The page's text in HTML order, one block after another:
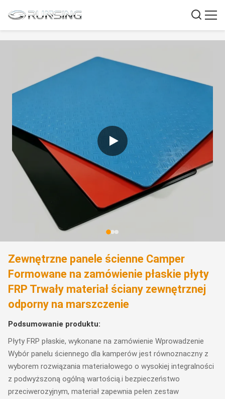
Zewnętrzne panele ścienne Camper
Formowane na zamówienie płaskie płyty
FRP Trwały materiał ściany zewnętrznej
odporny na marszczenie
Podsumowanie produktu:
Płyty FRP płaskie, wykonane na zamówienie Wprowadzenie
Wybór panelu ściennego dla kamperów jest równoznaczny z
wyborem rozwiązania materiałowego o wysokiej integralności
z podwyższoną ogólną wartością.i bezpieczeństwo
przeciwerozyjnym, materiał zapewnia pełen zestaw